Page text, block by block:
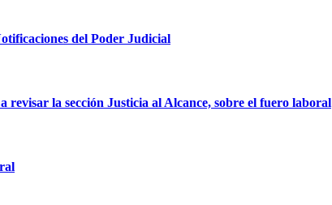
del Poder Judicial
la sección Justicia al Alcance, sobre el fuero laboral